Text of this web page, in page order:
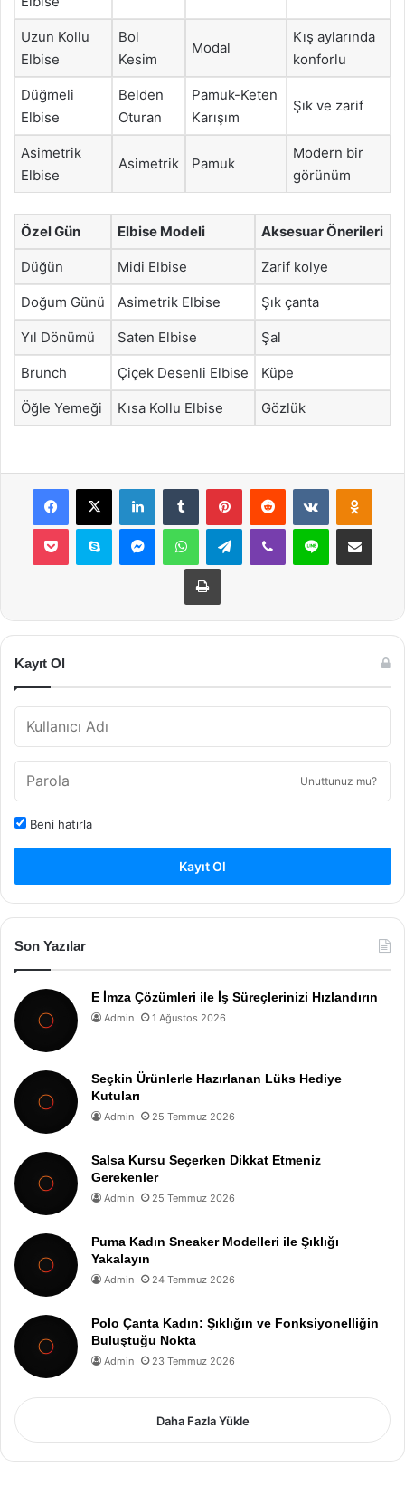
Uzun Kollu
Elbise
Bol
Kesim
Modal
Kış aylarında
konforlu
Düğmeli
Elbise
Belden
Oturan
Pamuk-Keten
Karışım
Şık ve zarif
Asimetrik
Elbise
Asimetrik Pamuk
Modern bir
görünüm
Özel Gün Elbise Modeli Aksesuar Önerileri
Düğün Midi Elbise Zarif kolye
Doğum Günü Asimetrik Elbise Şık çanta
Yıl Dönümü Saten Elbise Şal
Brunch Çiçek Desenli Elbise Küpe
Öğle Yemeği Kısa Kollu Elbise Gözlük
Facebook
X LinkedInTumblr PinterestReddit VKontakte
Pocket Skype MessengerWhatsAppTelegramViber Line E-Posta ile
Yazdır
Kayıt Ol
Unuttunuz mu?
Beni hatırla
Kayıt Ol
Son Yazılar
E İmza Çözümleri ile İş Süreçlerinizi Hızlandırın
Admin 1 Ağustos 2026
Seçkin Ürünlerle Hazırlanan Lüks Hediye
Kutuları
Admin 25 Temmuz 2026
Salsa Kursu Seçerken Dikkat Etmeniz
Gerekenler
Admin 25 Temmuz 2026
Puma Kadın Sneaker Modelleri ile Şıklığı
Yakalayın
Admin 24 Temmuz 2026
Polo Çanta Kadın: Şıklığın ve Fonksiyonelliğin
Buluştuğu Nokta
Admin 23 Temmuz 2026
Daha Fazla Yükle